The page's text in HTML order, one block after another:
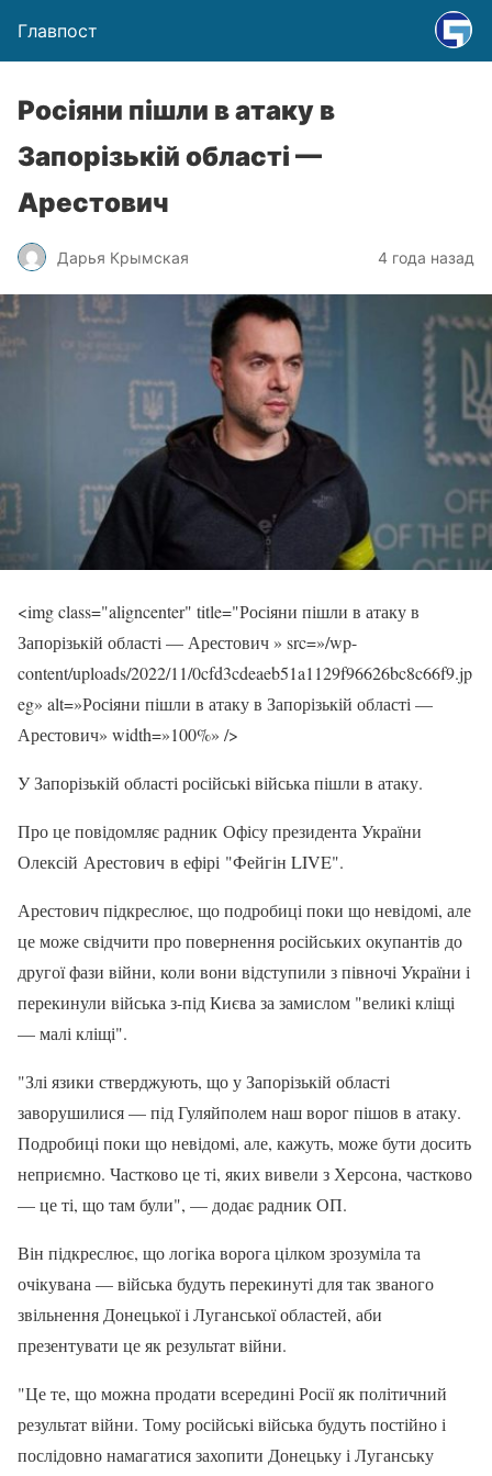
Главпост
Росіяни пішли в атаку в
Запорізькій області —
Арестович
Дарья Крымская 4 года назад
<img class="aligncenter" title="Росіяни пішли в атаку в
Запорізькій області — Арестович » src=»/wp-
content/uploads/2022/11/0cfd3cdeaeb51a1129f96626bc8c66f9.jp
eg» alt=»Росіяни пішли в атаку в Запорізькій області —
Арестович» width=»100%» />
У Запорізькій області російські війська пішли в атаку.
Про це повідомляє радник Офісу президента України
Олексій Арестович в ефірі "Фейгін LIVE".
Арестович підкреслює, що подробиці поки що невідомі, але
це може свідчити про повернення російських окупантів до
другої фази війни, коли вони відступили з півночі України і
перекинули війська з-під Києва за замислом "великі кліщі
— малі кліщі".
"Злі язики стверджують, що у Запорізькій області
заворушилися — під Гуляйполем наш ворог пішов в атаку.
Подробиці поки що невідомі, але, кажуть, може бути досить
неприємно. Частково це ті, яких вивели з Херсона, частково
— це ті, що там були", — додає радник ОП.
Він підкреслює, що логіка ворога цілком зрозуміла та
очікувана — війська будуть перекинуті для так званого
звільнення Донецької і Луганської областей, аби
презентувати це як результат війни.
"Це те, що можна продати всередині Росії як політичний
результат війни. Тому російські війська будуть постійно і
послідовно намагатися захопити Донецьку і Луганську